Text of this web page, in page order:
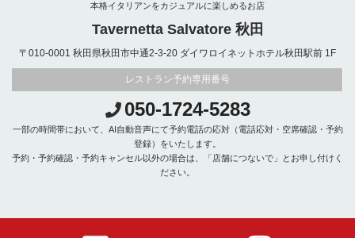
本格イタリアンをカジュアルに楽しめるお店
Tavernetta Salvatore 秋田
〒010-0001 秋田県秋田市中通2-3-20 ダイワロイネットホテル秋田駅前 1F
レストラン予約専用番号
050-1724-5283
一部の時間帯において、AI自動音声にて予約電話の応対（電話応対・空席確認・予約
登録）をいたします。
予約・予約確認・予約キャンセル以外の場合は、「店舗につないで」とお申し付けく
ださい。